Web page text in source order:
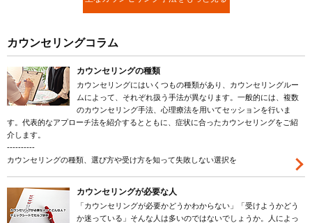
カウンセリングコラム
カウンセリングの種類
カウンセリングにはいくつもの種類があり、カウンセリングルー
ムによって、それぞれ扱う手法が異なります。一般的には、複数
のカウンセリング手法、心理療法を用いてセッションを行いま
す。代表的なアプローチ法を紹介するとともに、症状に合ったカウンセリングをご紹
介します。
----------
カウンセリングの種類、選び方や受け方を知って失敗しない選択を
カウンセリングが必要な人
「カウンセリングが必要かどうかわからない」「受けようかどう
か迷っている」そんな人は多いのではないでしょうか。人によっ